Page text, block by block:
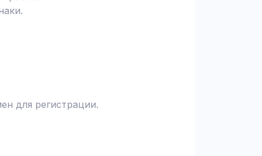
для регистрации.